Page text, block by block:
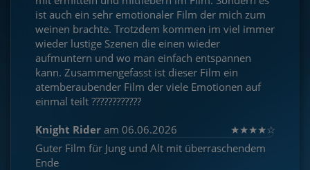
ist auch ein sehr emotionaler Film der mich zum
weinen brachte. Trotzdem kommen im viel immer
wieder lustige Szenen die einen wieder
aufmuntern und wo man einfach entspannen
kann. Zusammengefasst ist dieser Film ein
atemberaubender Film der viele Emotionen auf
einmal teilt ????????????
Knight Rider am 06.06.2026 ★★★★☆
Guter Film für Jung und Alt mit überraschendem
Ende